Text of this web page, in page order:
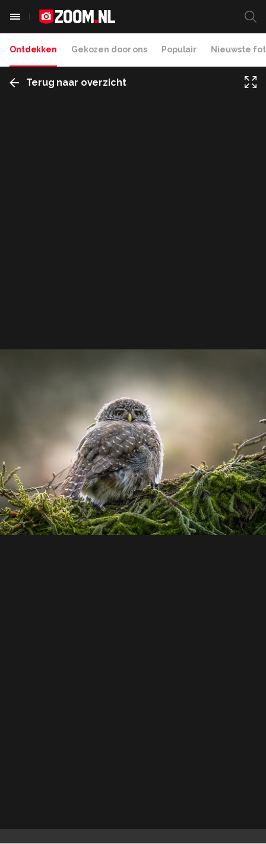
Ontdekken Gekozen door ons Populair Nieuwste
Terug naar overzicht